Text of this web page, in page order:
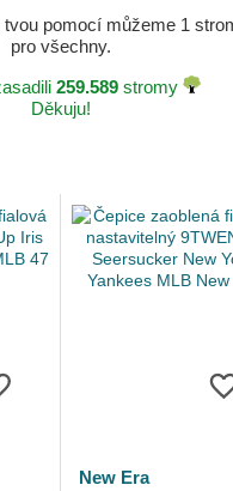
pomocí můžeme 1
pro všechny.
259.589stromy
Děkuju!
New Era